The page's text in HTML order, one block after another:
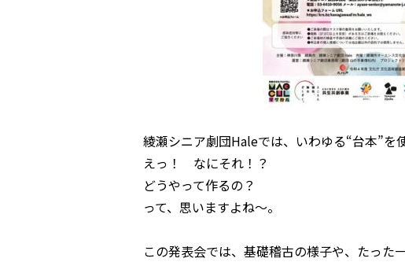
綾瀬シニア劇団Haleでは、いわゆる“台本”を
えっ！ なにそれ！？
どうやって作るの？
って、思いますよね～。
この発表会では、基礎稽古の様子や、たった